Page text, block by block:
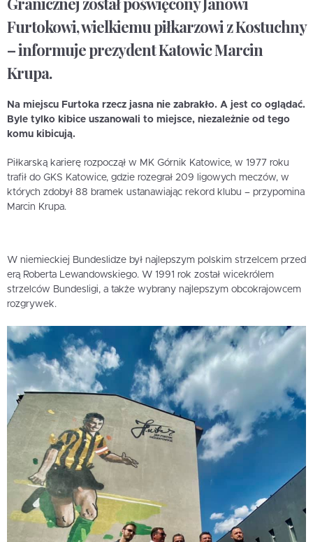
Furtokowi, wielkiemu piłkarzowi z Kostuchny
– informuje prezydent Katowic Marcin
Krupa.
Na miejscu Furtoka rzecz jasna nie zabrakło. A jest co oglądać.
Byle tylko kibice uszanowali to miejsce, niezależnie od tego
komu kibicują.
Piłkarską karierę rozpoczął w MK Górnik Katowice, w 1977 roku
trafił do GKS Katowice, gdzie rozegrał 209 ligowych meczów, w
których zdobył 88 bramek ustanawiając rekord klubu – przypomina
Marcin Krupa.
W niemieckiej Bundeslidze był najlepszym polskim strzelcem przed
erą Roberta Lewandowskiego. W 1991 rok został wicekrólem
strzelców Bundesligi, a także wybrany najlepszym obcokrajowcem
rozgrywek.